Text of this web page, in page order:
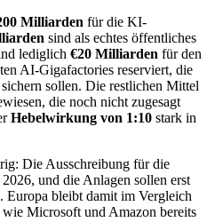
Milliarden für die KI-
sind als echtes öffentliches
lediglich €20 Milliarden für den
AI-Gigafactories reserviert, die
sollen. Die restlichen Mittel
die noch nicht zugesagt
Hebelwirkung von 1:10 stark in
Die Ausschreibung für die
und die Anlagen sollen erst
Europa bleibt damit im Vergleich
Microsoft und Amazon bereits